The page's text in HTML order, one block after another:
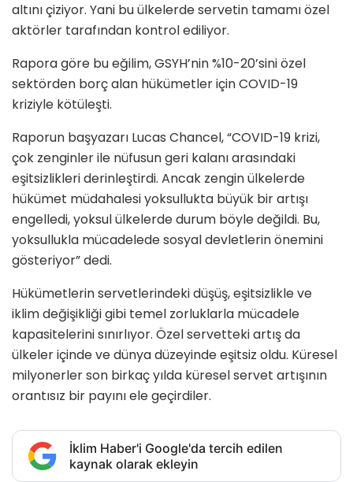
altını çiziyor. Yani bu ülkelerde servetin tamamı özel
aktörler tarafından kontrol ediliyor.
Rapora göre bu eğilim, GSYH’nin %10-20’sini özel
sektörden borç alan hükümetler için COVID-19
kriziyle kötüleşti.
Raporun başyazarı Lucas Chancel, “COVID-19 krizi,
çok zenginler ile nüfusun geri kalanı arasındaki
eşitsizlikleri derinleştirdi. Ancak zengin ülkelerde
hükümet müdahalesi yoksullukta büyük bir artışı
engelledi, yoksul ülkelerde durum böyle değildi. Bu,
yoksullukla mücadelede sosyal devletlerin önemini
gösteriyor” dedi.
Hükümetlerin servetlerindeki düşüş, eşitsizlikle ve
iklim değişikliği gibi temel zorluklarla mücadele
kapasitelerini sınırlıyor. Özel servetteki artış da
ülkeler içinde ve dünya düzeyinde eşitsiz oldu. Küresel
milyonerler son birkaç yılda küresel servet artışının
orantısız bir payını ele geçirdiler.
İklim Haber'i Google'da tercih edilen
kaynak olarak ekleyin